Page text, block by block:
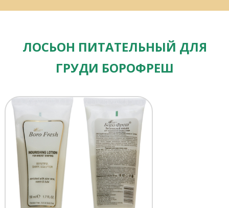
ЛОСЬОН ПИТАТЕЛЬНЫЙ ДЛЯ
ГРУДИ БОРОФРЕШ